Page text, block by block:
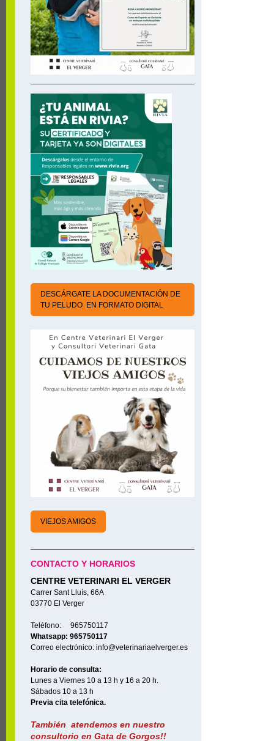
DESCÁRGATE LA DOCUMENTACIÓN DE
TU PELUDO EN FORMATO DIGITAL
VIEJOS AMIGOS
CONTACTO Y HORARIOS
CENTRE VETERINARI EL VERGER
Carrer Sant Lluís, 66A
03770 El Verger
Teléfono: 965750117
Whatsapp: 965750117
Correo electrónico: info@veterinariaelverger.es
Horario de consulta:
Lunes a Viernes 10 a 13 h y 16 a 20 h.
Sábados 10 a 13 h
Previa cita telefónica.
También atendemos en nuestro
consultorio en Gata de Gorgos!!